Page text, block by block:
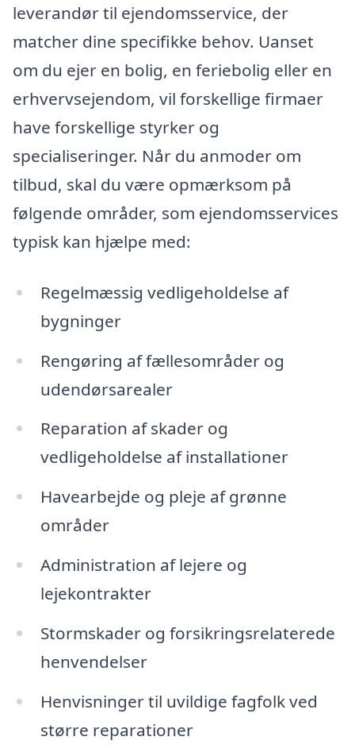
leverandør til ejendomsservice, der
matcher dine specifikke behov. Uanset
om du ejer en bolig, en feriebolig eller en
erhvervsejendom, vil forskellige firmaer
have forskellige styrker og
specialiseringer. Når du anmoder om
tilbud, skal du være opmærksom på
følgende områder, som ejendomsservices
typisk kan hjælpe med:
Regelmæssig vedligeholdelse af
bygninger
Rengøring af fællesområder og
udendørsarealer
Reparation af skader og
vedligeholdelse af installationer
Havearbejde og pleje af grønne
områder
Administration af lejere og
lejekontrakter
Stormskader og forsikringsrelaterede
henvendelser
Henvisninger til uvildige fagfolk ved
større reparationer